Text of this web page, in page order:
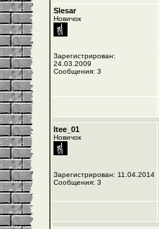
Slesar
Новичок
Зарегистрирован:
24.03.2009
Сообщения: 3
Itee_01
Новичок
Зарегистрирован: 11.04.2014
Сообщения: 3